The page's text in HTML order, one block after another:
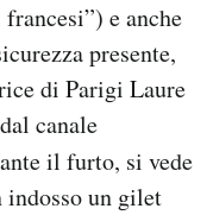
e anche
presente,
di Parigi Laure
canale
il furto, si vede
un gilet